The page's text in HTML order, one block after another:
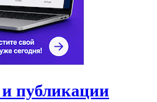
и публикации